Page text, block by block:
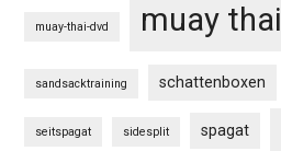
muay-thai-dvd muay thai
sandsacktraining schattenboxen
seitspagat sidesplit spagat